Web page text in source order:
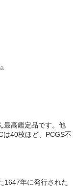
最高鑑定品です。他
は40枚ほど、PCGS不
1647年に発行された